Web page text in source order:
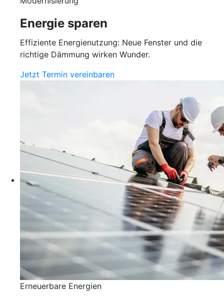
Energie sparen
Effiziente Energienutzung: Neue Fenster und die
richtige Dämmung wirken Wunder.
Jetzt Termin vereinbaren
Erneuerbare Energien